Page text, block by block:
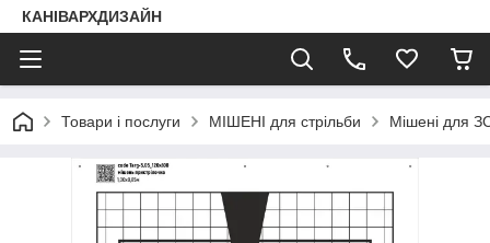
КАНІВАРХДИЗАЙН
Товари і послуги МІШЕНІ для стрільби Мішені для